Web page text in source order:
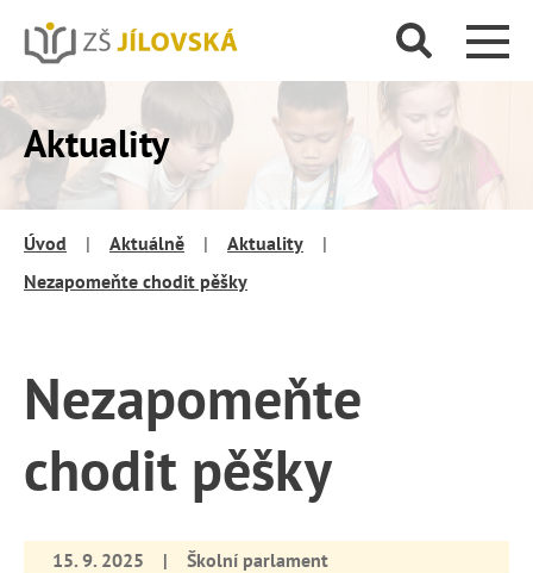
Aktuality
Úvod | Aktuálně | Aktuality
|
Nezapomeňte chodit pěšky
Nezapomeňte
chodit pěšky
15. 9. 2025 | Školní parlament